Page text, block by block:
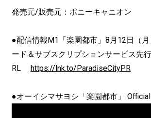
発売元/販売元：ポニーキャニオン
●配信情報M1「楽園都市」8月12日（
ード＆サブスクリプションサービス先
RL https://lnk.to/ParadiseCityPR
●オーイシマサヨシ「楽園都市」